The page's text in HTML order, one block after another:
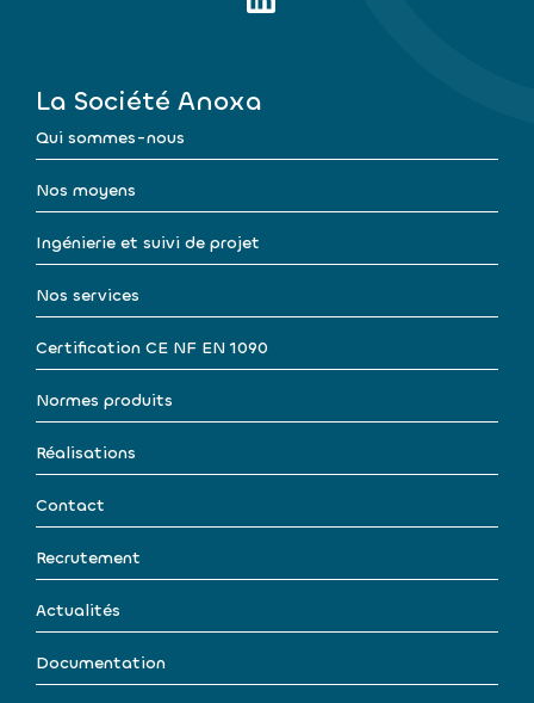
La Société Anoxa
Qui sommes-nous
Nos moyens
Ingénierie et suivi de projet
Nos services
Certification CE NF EN 1090
Normes produits
Réalisations
Contact
Recrutement
Actualités
Documentation